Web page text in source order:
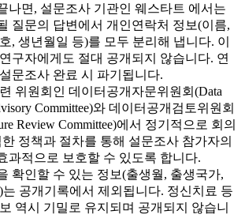
나면, 설문조사 기관인 웨스타트 에서는
질문의 답변에서 개인연락처 정보(이름,
, 생년월일 등)를 모두 분리해 냅니다. 이
구자에게도 절대 공개되지 않습니다. 연
문조사 완료 시 파기됩니다.
위원회인 데이터공개자문위원회(Data
Committee)와 데이터공개검토위원회
Review Committee)에서 정기적으로 회의
정책과 절차를 통해 설문조사 참가자의
과적으로 보호할 수 있도록 합니다.
확인할 수 있는 정보(출생월, 출생국가,
는 공개기록에서 제외됩니다. 정신치료 등
역시 기밀로 유지되며 공개되지 않습니